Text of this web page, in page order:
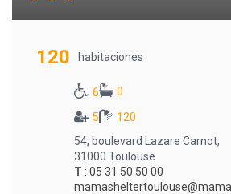
120 habitaciones
6
0
5
120
54, boulevard Lazare Carnot,
31000 Toulouse
T : 05 31 50 50 00